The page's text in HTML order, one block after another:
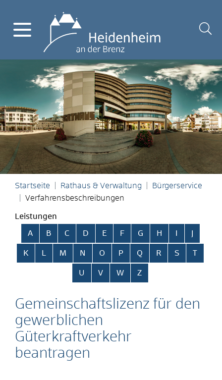
Startseite Rathaus & Verwaltung
Bürgerservice
Verfahrensbeschreibungen
Leistungen
Alphabetisches Register überspringen
A B C D E F G H
K L M N O P Q R S T
U V W Z
Gemeinschaftslizenz für den
gewerblichen
Güterkraftverkehr
beantragen